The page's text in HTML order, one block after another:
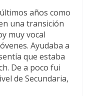
años como
una transición
muy vocal
Ayudaba a
que estaba
De a poco fui
de Secundaria,